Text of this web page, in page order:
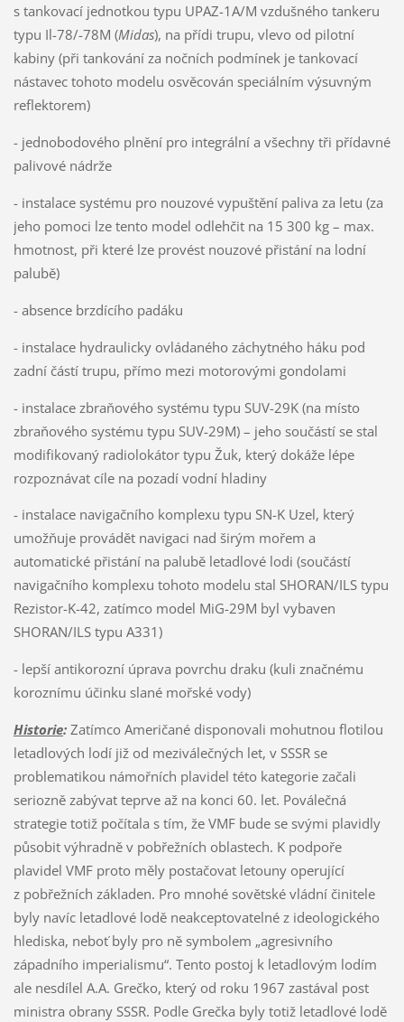
s tankovací jednotkou typu UPAZ-1A/M vzdušného tankeru
typu Il-78/-78M (Midas), na přídi trupu, vlevo od pilotní
kabiny (při tankování za nočních podmínek je tankovací
nástavec tohoto modelu osvěcován speciálním výsuvným
reflektorem)
- jednobodového plnění pro integrální a všechny tři přídavné
palivové nádrže
- instalace systému pro nouzové vypuštění paliva za letu (za
jeho pomoci lze tento model odlehčit na 15 300 kg – max.
hmotnost, při které lze provést nouzové přistání na lodní
palubě)
- absence brzdícího padáku
- instalace hydraulicky ovládaného záchytného háku pod
zadní částí trupu, přímo mezi motorovými gondolami
- instalace zbraňového systému typu SUV-29K (na místo
zbraňového systému typu SUV-29M) – jeho součástí se stal
modifikovaný radiolokátor typu Žuk, který dokáže lépe
rozpoznávat cíle na pozadí vodní hladiny
- instalace navigačního komplexu typu SN-K Uzel, který
umožňuje provádět navigaci nad širým mořem a
automatické přistání na palubě letadlové lodi (součástí
navigačního komplexu tohoto modelu stal SHORAN/ILS typu
Rezistor-K-42, zatímco model MiG-29M byl vybaven
SHORAN/ILS typu A331)
- lepší antikorozní úprava povrchu draku (kuli značnému
koroznímu účinku slané mořské vody)
Historie:Zatímco Američané disponovali mohutnou flotilou
letadlových lodí již od meziválečných let, v SSSR se
problematikou námořních plavidel této kategorie začali
seriozně zabývat teprve až na konci 60. let. Poválečná
strategie totiž počítala s tím, že VMF bude se svými plavidly
působit výhradně v pobřežních oblastech. K podpoře
plavidel VMF proto měly postačovat letouny operující
z pobřežních základen. Pro mnohé sovětské vládní činitele
byly navíc letadlové lodě neakceptovatelné z ideologického
hlediska, neboť byly pro ně symbolem „agresivního
západního imperialismu“. Tento postoj k letadlovým lodím
ale nesdílel A.A. Grečko, který od roku 1967 zastával post
ministra obrany SSSR. Podle Grečka byly totiž letadlové lodě